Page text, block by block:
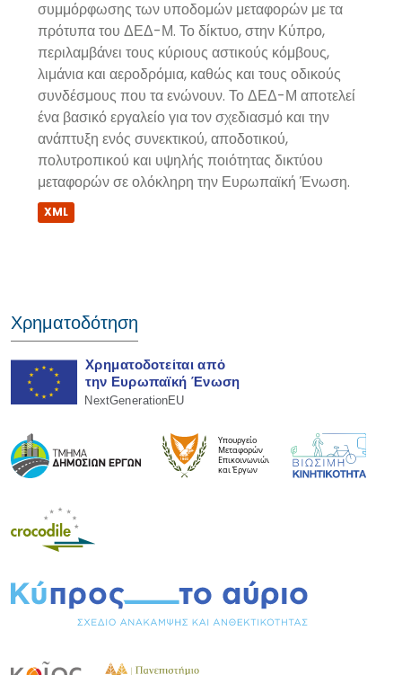
συμμόρφωσης των υποδομών μεταφορών με τα
πρότυπα του ΔΕΔ-Μ. Το δίκτυο, στην Κύπρο,
περιλαμβάνει τους κύριους αστικούς κόμβους,
λιμάνια και αεροδρόμια, καθώς και τους οδικούς
συνδέσμους που τα ενώνουν. Το ΔΕΔ-Μ αποτελεί
ένα βασικό εργαλείο για τον σχεδιασμό και την
ανάπτυξη ενός συνεκτικού, αποδοτικού,
πολυτροπικού και υψηλής ποιότητας δικτύου
μεταφορών σε ολόκληρη την Ευρωπαϊκή Ένωση.
XML
Χρηματοδότηση